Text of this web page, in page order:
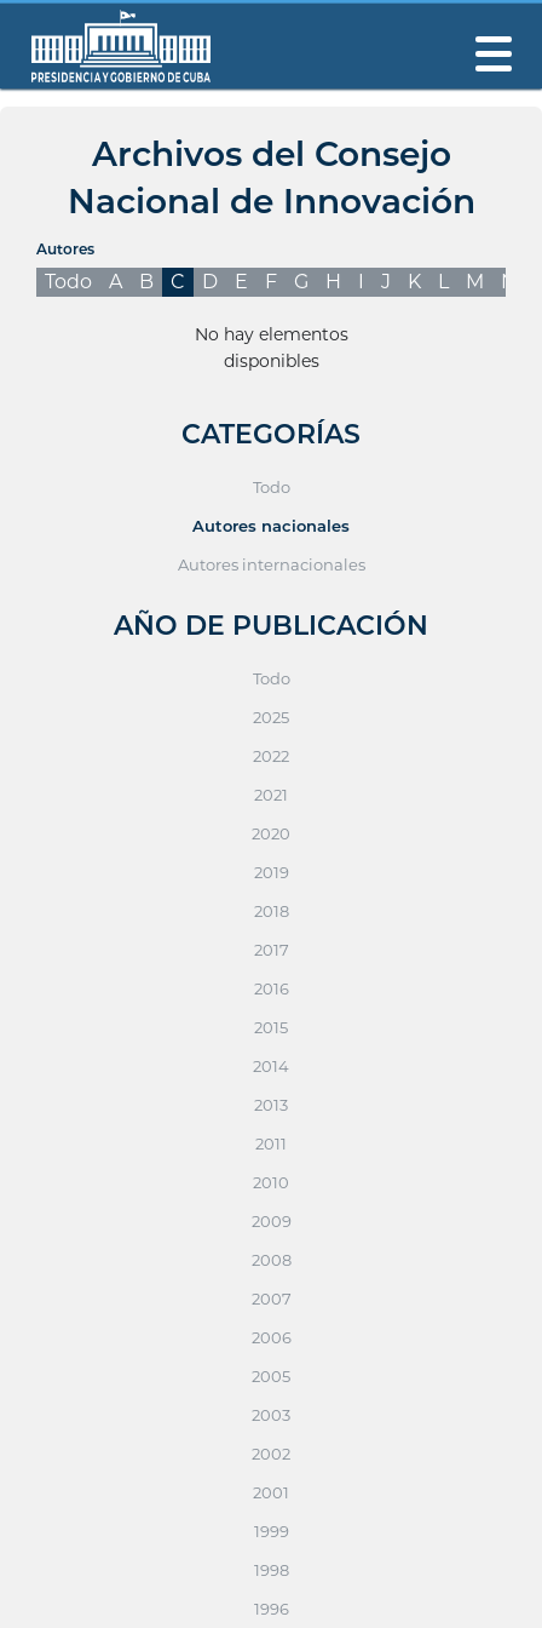
Archivos del Consejo
Nacional de Innovación
Autores
Todo A B C D E F G H I J K L M N
No hay elementos
disponibles
CATEGORÍAS
Todo
Autores nacionales
Autores internacionales
AÑO DE PUBLICACIÓN
Todo
2025
2022
2021
2020
2019
2018
2017
2016
2015
2014
2013
2011
2010
2009
2008
2007
2006
2005
2003
2002
2001
1999
1998
1996